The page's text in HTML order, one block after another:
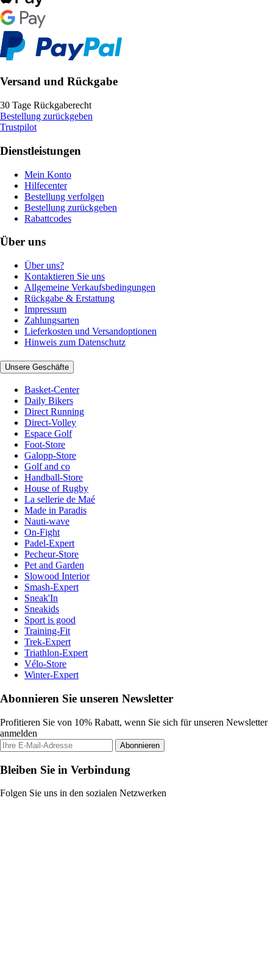
Versand und Rückgabe
30 Tage Rückgaberecht
Bestellung zurückgeben
Trustpilot
Dienstleistungen
Mein Konto
Hilfecenter
Bestellung verfolgen
Bestellung zurückgeben
Rabattcodes
Über uns
Über uns?
Kontaktieren Sie uns
Allgemeine Verkaufsbedingungen
Rückgabe & Erstattung
Impressum
Zahlungsarten
Lieferkosten und Versandoptionen
Hinweis zum Datenschutz
Unsere Geschäfte
Basket-Center
Daily Bikers
Direct Running
Direct-Volley
Espace Golf
Foot-Store
Galopp-Store
Golf and co
Handball-Store
House of Rugby
La sellerie de Maé
Made in Paradis
Nauti-wave
On-Fight
Padel-Expert
Pecheur-Store
Pet and Garden
Slowood Interior
Smash-Expert
Sneak'In
Sneakids
Sport is good
Training-Fit
Trek-Expert
Triathlon-Expert
Vélo-Store
Winter-Expert
Abonnieren Sie unseren Newsletter
Profitieren Sie von 10% Rabatt, wenn Sie sich für unseren Newsletter
anmelden
Abonnieren
Bleiben Sie in Verbindung
Folgen Sie uns in den sozialen Netzwerken